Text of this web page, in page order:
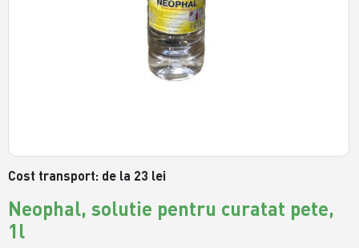
Cost transport: de la 23 lei
Neophal, solutie pentru curatat pete,
1l